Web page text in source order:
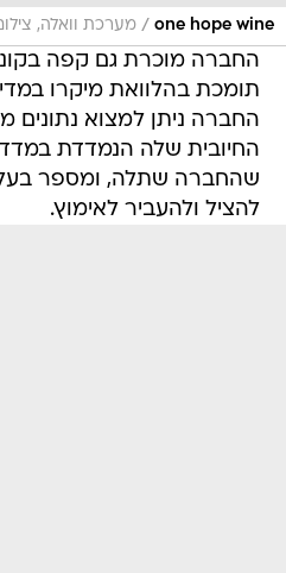
one hope wine
/ מערכת וואלה,
החברה מוכרת גם קפה
תומכת בהלוואת מיקרו
החברה ניתן למצוא
החיובית שלה הנמדדת
שהחברה שתלה, ומספר
להציל ולהעביר לאימוץ.